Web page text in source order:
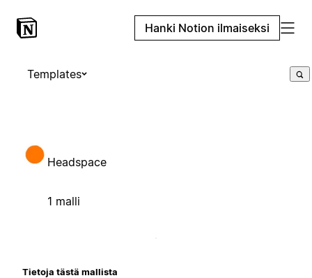
Hanki Notion ilmaiseksi
Templates
Headspace
1 malli
Tietoja tästä mallista